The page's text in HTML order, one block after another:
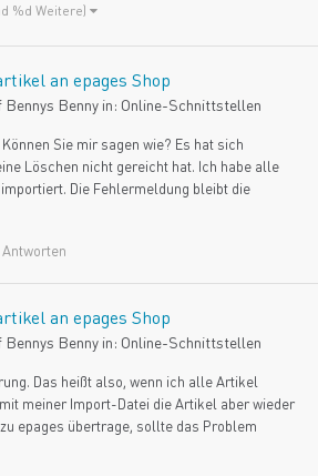
%d Weitere)
an epages Shop
Bennys Benny in: Online-Schnittstellen
Sie mir sagen wie? Es hat sich
Löschen nicht gereicht hat. Ich habe alle
Die Fehlermeldung bleibt die
Antworten
an epages Shop
Bennys Benny in: Online-Schnittstellen
Das heißt also, wenn ich alle Artikel
meiner Import-Datei die Artikel aber wieder
epages übertrage, sollte das Problem